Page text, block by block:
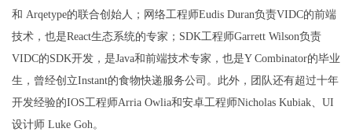
和 Arqetype的联合创始人；网络工程师Eudis Duran负责VIDC的前端
技术，也是React生态系统的专家；SDK工程师Garrett Wilson负责
VIDC的SDK开发，是Java和前端技术专家，也是Y Combinator的毕业
生，曾经创立Instant的食物快递服务公司。此外，团队还有超过十年
开发经验的IOS工程师Arria Owlia和安卓工程师Nicholas Kubiak、UI
设计师 Luke Goh。